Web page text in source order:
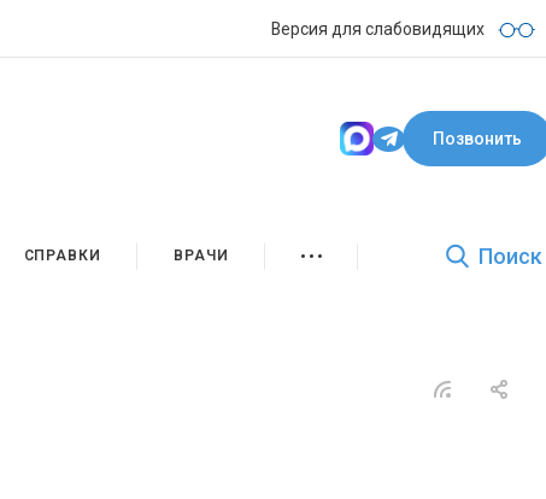
Версия для слабовидящих
Позвонить
СПРАВКИ ВРАЧИ Поиск